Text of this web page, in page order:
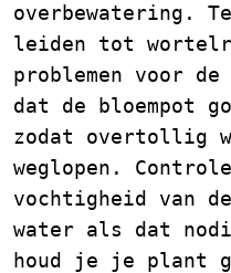
overbewatering.
leiden tot
problemen voor
dat de bloempot
zodat overtollig
weglopen.
vochtigheid van
water als dat
houd je je plant